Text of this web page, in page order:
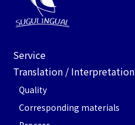
Service
Translation / Interpretation
Quality
Corresponding materials